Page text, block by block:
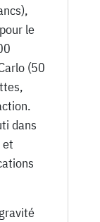
le
(50
dans
et